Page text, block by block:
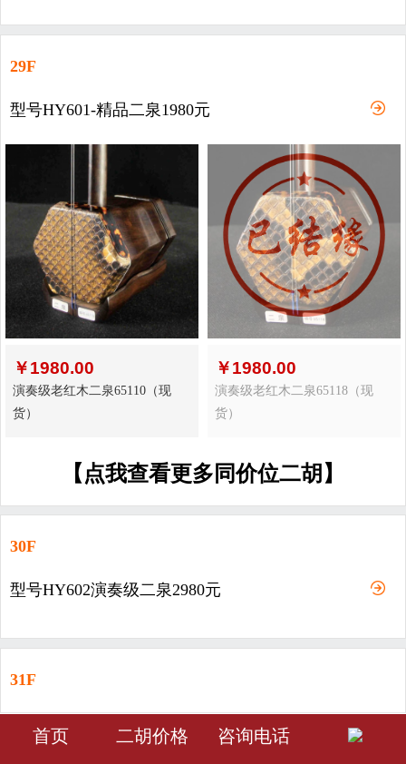
29F
型号HY601-精品二泉1980元
￥1980.00
演奏级老红木二泉65110（现
货）
￥1980.00
演奏级老红木二泉65118（现
货）
【点我查看更多同价位二胡】
30F
型号HY602演奏级二泉2980元
31F
型号HY603-演奏级二泉3980元
󰀁 󰀅
首页 二胡价格 咨询电话